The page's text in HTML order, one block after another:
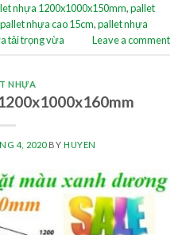
nhựa 1200x1000x150mm,pallet
pallet nhựa cao 15cm,pallet nhựa
tải trọng vừa Leave a comment
NHỰA
4, 2020BY HUYEN